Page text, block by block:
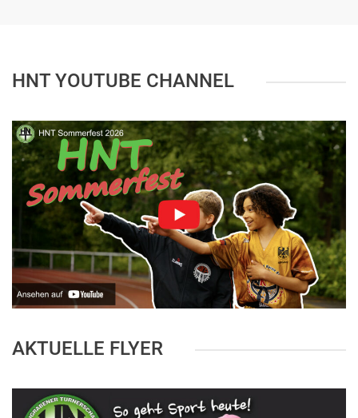
HNT YOUTUBE CHANNEL
AKTUELLE FLYER